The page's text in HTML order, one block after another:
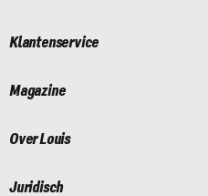
Klantenservice
Magazine
Over Louis
Juridisch